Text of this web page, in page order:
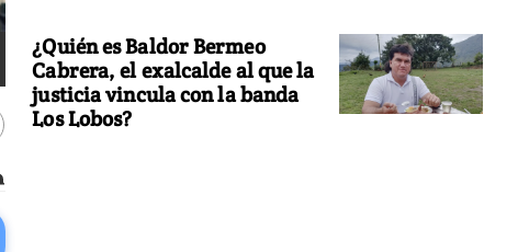
¿Quién es Baldor Bermeo
Cabrera, el exalcalde al que la
justicia vincula con la banda
Los Lobos?